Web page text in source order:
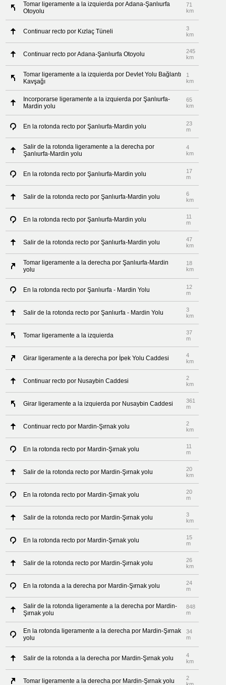
Tomar ligeramente a la izquierda por Adana-Şanlıurfa
Otoyolu
71
km
Continuar recto por Kızlaç Tüneli
3
km
Continuar recto por Adana-Şanlıurfa Otoyolu
245
km
Tomar ligeramente a la izquierda por Devlet Yolu Bağlantı
Kavşağı
1
km
Incorporarse ligeramente a la izquierda por Şanlıurfa-
Mardin yolu
65
km
En la rotonda recto por Şanlıurfa-Mardin yolu
23
m
Salir de la rotonda ligeramente a la derecha por
Şanlıurfa-Mardin yolu
4
km
En la rotonda recto por Şanlıurfa-Mardin yolu
17
m
Salir de la rotonda recto por Şanlıurfa-Mardin yolu
6
km
En la rotonda recto por Şanlıurfa-Mardin yolu
11
m
Salir de la rotonda recto por Şanlıurfa-Mardin yolu
47
km
Tomar ligeramente a la derecha por Şanlıurfa-Mardin
yolu
18
km
En la rotonda recto por Şanlıurfa - Mardin Yolu
12
m
Salir de la rotonda recto por Şanlıurfa - Mardin Yolu
3
km
Tomar ligeramente a la izquierda
37
m
Girar ligeramente a la derecha por İpek Yolu Caddesi
4
km
Continuar recto por Nusaybin Caddesi
2
km
Girar ligeramente a la izquierda por Nusaybin Caddesi
361
m
Continuar recto por Mardin-Şırnak yolu
2
km
En la rotonda recto por Mardin-Şırnak yolu
11
m
Salir de la rotonda recto por Mardin-Şırnak yolu
20
km
En la rotonda recto por Mardin-Şırnak yolu
20
m
Salir de la rotonda recto por Mardin-Şırnak yolu
3
km
En la rotonda recto por Mardin-Şırnak yolu
15
m
Salir de la rotonda recto por Mardin-Şırnak yolu
26
km
En la rotonda a la derecha por Mardin-Şırnak yolu
24
m
Salir de la rotonda ligeramente a la derecha por Mardin-
Şırnak yolu
848
m
En la rotonda ligeramente a la derecha por Mardin-Şırnak
yolu
34
m
Salir de la rotonda a la derecha por Mardin-Şırnak yolu
4
km
Tomar ligeramente a la derecha por Mardin-Şırnak yolu
2